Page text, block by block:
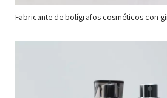
Fabricante de bolígrafos cosméticos con